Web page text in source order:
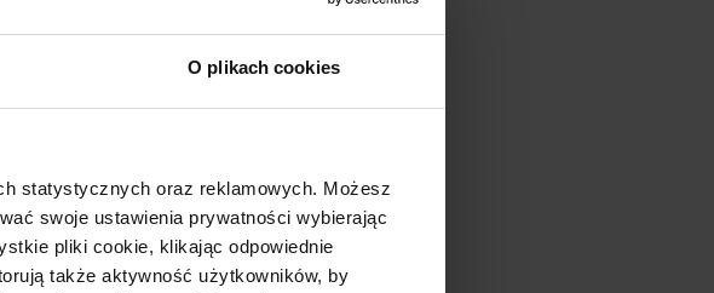
O plikach cookies
statystycznych oraz reklamowych. Możesz
swoje ustawienia prywatności wybierając
pliki cookie, klikając odpowiednie
także aktywność użytkowników, by